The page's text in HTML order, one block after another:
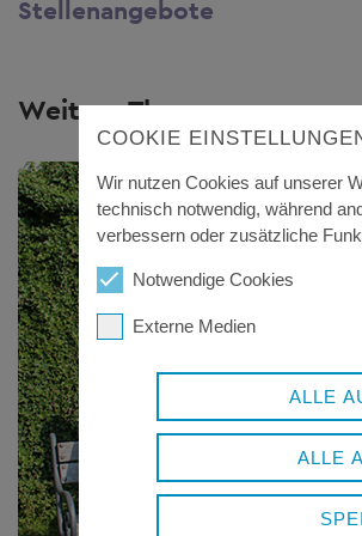
Stellenangebote
Weitere Themen
COOKIE
Wir nutzen Cookies auf unserer
technisch notwendig, während
verbessern oder zusätzliche
Notwendige Cookies
Externe Medien
ALLE
ALLE